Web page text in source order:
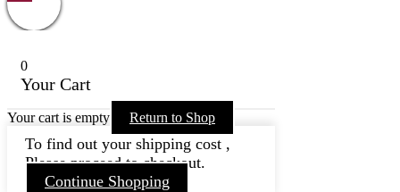
0
Your Cart
Your cart is empty Return to Shop
To find out your shipping cost ,
Please proceed to checkout.
Continue Shopping